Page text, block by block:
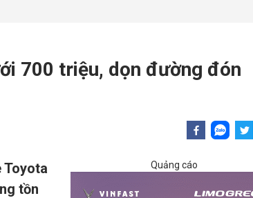
700 triệu, dọn đường đón
Toyota
tồn
Quảng cáo